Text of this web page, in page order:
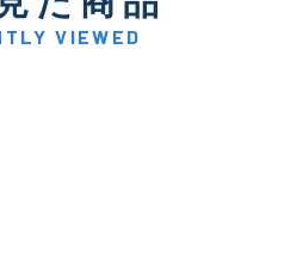
VIEWED